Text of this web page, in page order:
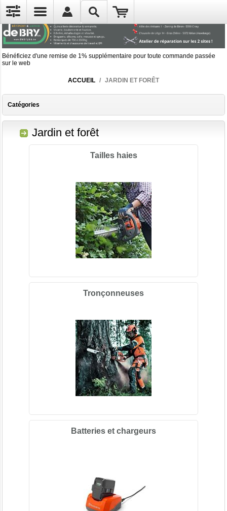
Bénéficiez d'une remise de 1% supplémentaire pour toute commande passée
sur le web
ACCUEIL / JARDIN ET FORÊT
Catégories
Jardin et forêt
Tailles haies
Tronçonneuses
Batteries et chargeurs